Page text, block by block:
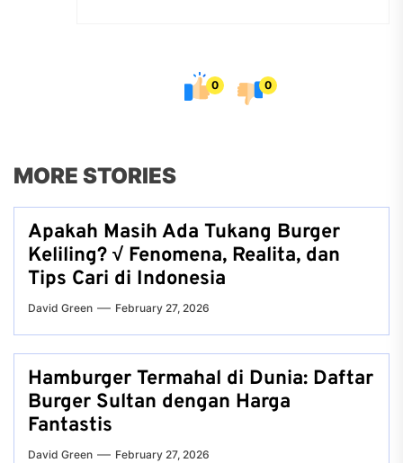
0 0
MORE STORIES
Apakah Masih Ada Tukang Burger
Keliling? √ Fenomena, Realita, dan
Tips Cari di Indonesia
David Green February 27, 2026
Hamburger Termahal di Dunia: Daftar
Burger Sultan dengan Harga
Fantastis
David Green February 27, 2026